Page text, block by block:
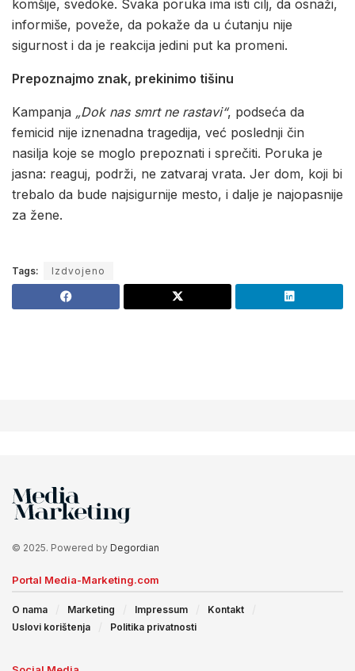
komšije, svedoke. Svaka poruka ima isti cilj, da osnaži,
informiše, poveže, da pokaže da u ćutanju nije
sigurnost i da je reakcija jedini put ka promeni.
Prepoznajmo znak, prekinimo tišinu
Kampanja „Dok nas smrt ne rastavi“, podseća da
femicid nije iznenadna tragedija, već poslednji čin
nasilja koje se moglo prepoznati i sprečiti. Poruka je
jasna: reaguj, podrži, ne zatvaraj vrata. Jer dom, koji bi
trebalo da bude najsigurnije mesto, i dalje je najopasnije
za žene.
Tags: Izdvojeno
© 2025. Powered by Degordian
Portal Media-Marketing.com
O nama Marketing Impressum
Kontakt
Uslovi korištenja
Politika privatnosti